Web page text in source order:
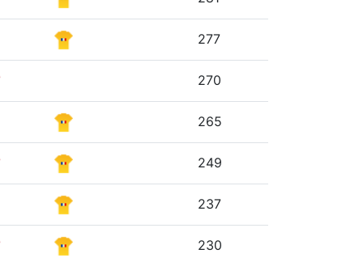
277
270
265
249
237
230